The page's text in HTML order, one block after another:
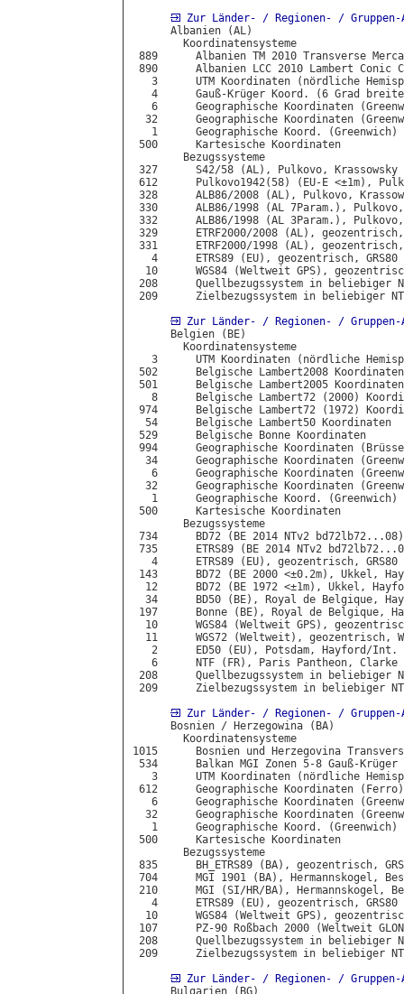
Zur Länder- / Regionen- / Gruppen-
      Albanien (AL)
        Koordinatensysteme
889      Albanien TM 2010 Transverse
890      Albanien LCC 2010 Lambert Conic
3      UTM Koordinaten (nördliche
4      Gauß-Krüger Koord. (6 Grad
6      Geographische Koordinaten
32      Geographische Koordinaten
1      Geographische Koord. (Greenwich)
500      Kartesische Koordinaten
        Bezugssysteme
327      S42/58 (AL), Pulkovo, Krassowsky
612      Pulkovo1942(58) (EU-E <±1m),
328      ALB86/2008 (AL), Pulkovo,
330      ALB86/1998 (AL 7Param.), Pulkovo,
332      ALB86/1998 (AL 3Param.), Pulkovo,
329      ETRF2000/2008 (AL), geozentrisch,
331      ETRF2000/1998 (AL), geozentrisch,
   4      ETRS89 (EU), geozentrisch, GRS80
10      WGS84 (Weltweit GPS),
208      Quellbezugssystem in beliebiger
209      Zielbezugssystem in beliebiger
Zur Länder- / Regionen- / Gruppen-
      Belgien (BE)
        Koordinatensysteme
3      UTM Koordinaten (nördliche
502      Belgische Lambert2008 Koordinaten
501      Belgische Lambert2005 Koordinaten
8      Belgische Lambert72 (2000)
974      Belgische Lambert72 (1972)
  54      Belgische Lambert50 Koordinaten
529      Belgische Bonne Koordinaten
994      Geographische Koordinaten
34      Geographische Koordinaten
6      Geographische Koordinaten
32      Geographische Koordinaten
1      Geographische Koord. (Greenwich)
500      Kartesische Koordinaten
        Bezugssysteme
734      BD72 (BE 2014 NTv2
735      ETRS89 (BE 2014 NTv2
   4      ETRS89 (EU), geozentrisch, GRS80
143      BD72 (BE 2000 <±0.2m), Ukkel,
12      BD72 (BE 1972 <±1m), Ukkel,
34      BD50 (BE), Royal de Belgique,
197      Bonne (BE), Royal de Belgique,
10      WGS84 (Weltweit GPS),
11      WGS72 (Weltweit), geozentrisch,
   2      ED50 (EU), Potsdam, Hayford/Int.
6      NTF (FR), Paris Pantheon, Clarke
208      Quellbezugssystem in beliebiger
209      Zielbezugssystem in beliebiger
Zur Länder- / Regionen- / Gruppen-
      Bosnien / Herzegowina (BA)
        Koordinatensysteme
1015      Bosnien und Herzegovina
534      Balkan MGI Zonen 5-8 Gauß-Krüger
3      UTM Koordinaten (nördliche
612      Geographische Koordinaten
6      Geographische Koordinaten
32      Geographische Koordinaten
1      Geographische Koord. (Greenwich)
500      Kartesische Koordinaten
        Bezugssysteme
835      BH_ETRS89 (BA), geozentrisch,
704      MGI 1901 (BA), Hermannskogel,
210      MGI (SI/HR/BA), Hermannskogel,
   4      ETRS89 (EU), geozentrisch, GRS80
10      WGS84 (Weltweit GPS),
107      PZ-90 Roßbach 2000 (Weltweit
208      Quellbezugssystem in beliebiger
209      Zielbezugssystem in beliebiger
Zur Länder- / Regionen- / Gruppen-
      Bulgarien (BG)